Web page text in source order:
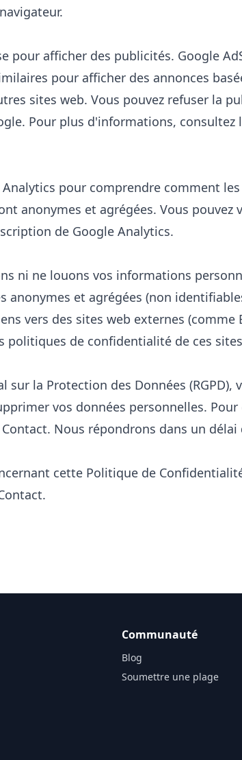
pour afficher des publicités. Google
pour afficher des annonces
sites web. Vous pouvez refuser la
. Pour plus d'informations, consultez
pour comprendre comment
anonymes et agrégées. Vous pouvez
de Google Analytics.
ni ne louons vos informations
anonymes et agrégées (non
vers des sites web externes (comme
politiques de confidentialité de ces
sur la Protection des Données (RGPD),
vos données personnelles.
Contact. Nous répondrons dans un délai
cette Politique de
.
Communauté
Blog
Soumettre une plage